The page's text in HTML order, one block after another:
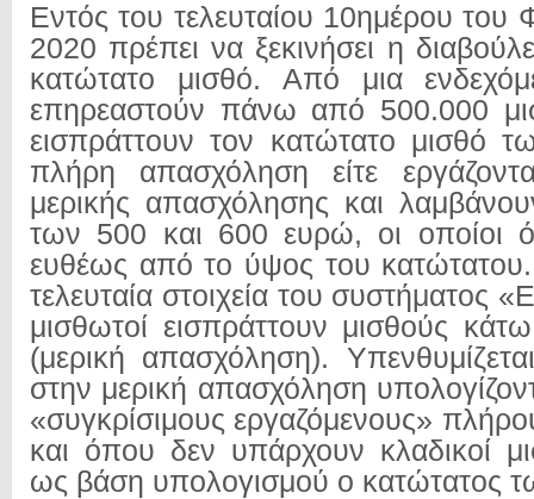
Εντός του τελευταίου 10ημέρου του
2020 πρέπει να ξεκινήσει η
κατώτατο μισθό. Από μια
επηρεαστούν πάνω από 500.000
εισπράττουν τον κατώτατο μισθό
πλήρη απασχόληση είτε
μερικής απασχόλησης και
των 500 και 600 ευρώ, οι οποίοι
ευθέως από το ύψος του
τελευταία στοιχεία του συστήματος
μισθωτοί εισπράττουν μισθούς
(μερική απασχόληση).
στην μερική απασχόληση
«συγκρίσιμους εργαζόμενους»
και όπου δεν υπάρχουν κλαδικοί
ως βάση υπολογισμού ο κατώτατος